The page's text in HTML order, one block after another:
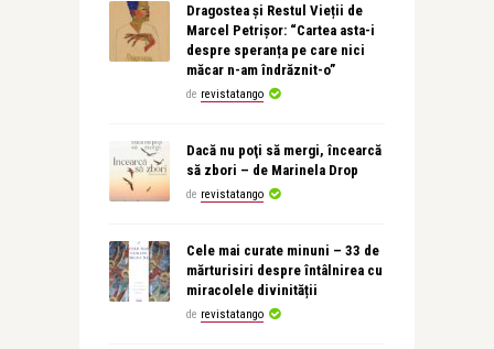
Dragostea și Restul Vieții de
Marcel Petrișor: “Cartea asta-i
despre speranța pe care nici
măcar n-am îndrăznit-o”
de revistatango
Dacă nu poţi să mergi, încearcă
să zbori – de Marinela Drop
de revistatango
Cele mai curate minuni – 33 de
mărturisiri despre întâlnirea cu
miracolele divinității
de revistatango